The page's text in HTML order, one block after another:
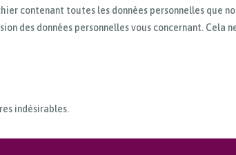
contenant toutes les données personnelles que
des données personnelles vous concernant. Cela
indésirables.